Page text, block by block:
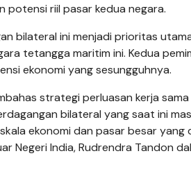
potensi riil pasar kedua negara.
bilateral ini menjadi prioritas
tetangga maritim ini. Kedua
ekonomi yang sesungguhnya.
strategi perluasan kerja
bilateral yang saat ini
ekonomi dan pasar besar yang
Negeri India, Rudrendra Tandon